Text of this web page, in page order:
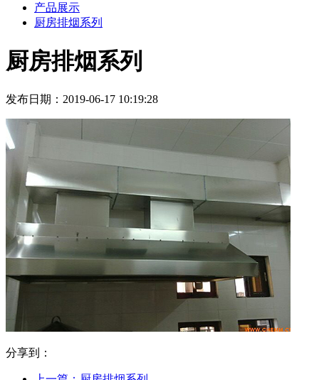
产品展示
厨房排烟系列
厨房排烟系列
发布日期：2019-06-17 10:19:28
分享到：